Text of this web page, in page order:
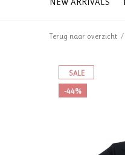
Terug naar overzicht
SALE
-44%